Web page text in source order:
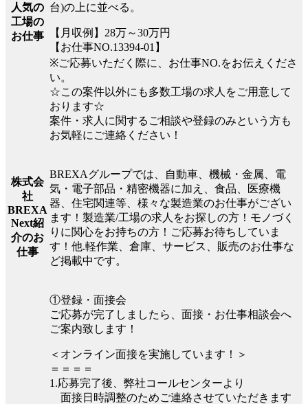
人気の
工場の
お仕事
台)の上に並べる。
【月収例】28万～30万円
【お仕事NO.13394-01】
※ご応募いただく際に、お仕事NO.をお伝えくださ
い。
☆この案件以外にも多数工場の求人をご用意して
おります☆
案件・求人に関するご相談や登録のみという方も
お気軽にご連絡ください！
株式会
社
BREXA
Next紹
介のお
仕事
BREXAグループでは、自動車、機械・金属、電
気・電子部品・精密機器に加え、食品、医療機
器、住宅関連等、様々な製造業のお仕事がござい
ます！製造業/工場の求人をお探しの方！モノづく
りに関心をお持ちの方！ご応募お待ちしていま
す！他.軽作業、倉庫、サービス、販売のお仕事な
ど掲載中です。
①登録・面接会
ご応募が完了しましたら、面接・お仕事相談会へ
ご案内致します！
＜オンライン面接を実施しています！＞
＝＝＝＝
1.応募完了後、弊社コールセンターより
面接日時調整のためご連絡させていただきます